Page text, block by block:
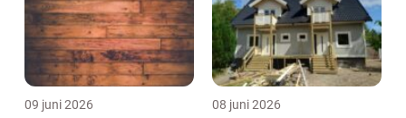
09 juni 2026 08 juni 2026